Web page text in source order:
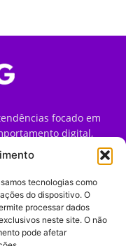
tecnologias como
do dispositivo. O
processar dados
neste site. O não
pode afetar
focado em
digital,
que impactam a
internet no Brasil.